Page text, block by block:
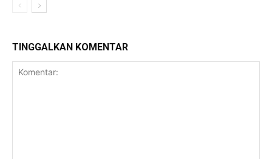
TINGGALKAN KOMENTAR